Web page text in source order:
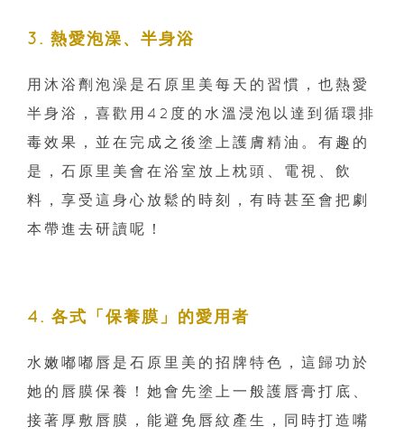
3. 熱愛泡澡、半身浴
用沐浴劑泡澡是石原里美每天的習慣，也熱愛
半身浴，喜歡用42度的水溫浸泡以達到循環排
毒效果，並在完成之後塗上護膚精油。有趣的
是，石原里美會在浴室放上枕頭、電視、飲
料，享受這身心放鬆的時刻，有時甚至會把劇
本帶進去研讀呢！
4. 各式「保養膜」的愛用者
水嫩嘟嘟唇是石原里美的招牌特色，這歸功於
她的唇膜保養！她會先塗上一般護唇膏打底、
接著厚敷唇膜，能避免唇紋產生，同時打造嘴